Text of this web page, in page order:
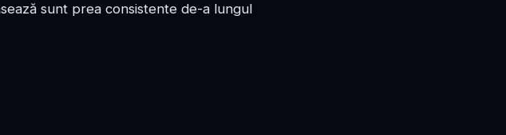
sunt prea consistente de-a lungul